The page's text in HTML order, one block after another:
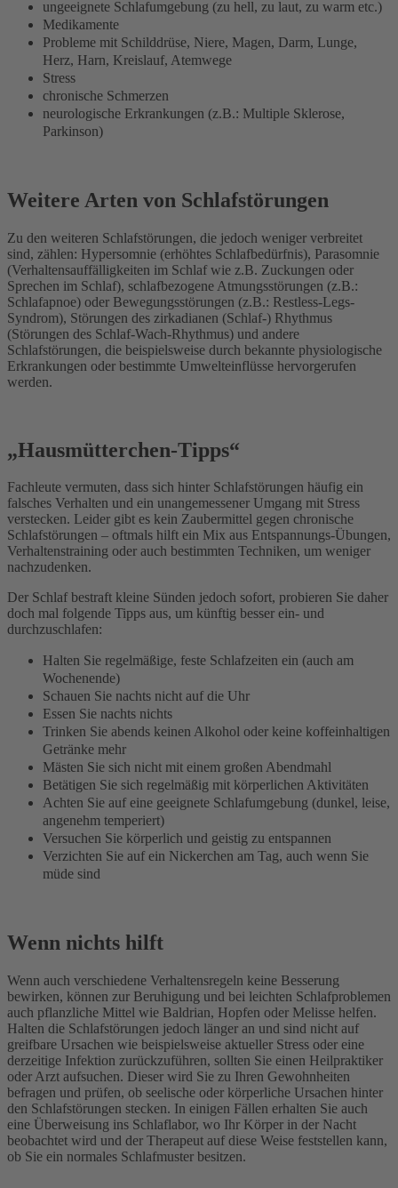
ungeeignete Schlafumgebung (zu hell, zu laut, zu warm etc.)
Medikamente
Probleme mit Schilddrüse, Niere, Magen, Darm, Lunge,
Herz, Harn, Kreislauf, Atemwege
Stress
chronische Schmerzen
neurologische Erkrankungen (z.B.: Multiple Sklerose,
Parkinson)
Weitere Arten von Schlafstörungen
Zu den weiteren Schlafstörungen, die jedoch weniger verbreitet
sind, zählen: Hypersomnie (erhöhtes Schlafbedürfnis), Parasomnie
(Verhaltensauffälligkeiten im Schlaf wie z.B. Zuckungen oder
Sprechen im Schlaf), schlafbezogene Atmungsstörungen (z.B.:
Schlafapnoe) oder Bewegungsstörungen (z.B.: Restless-Legs-
Syndrom), Störungen des zirkadianen (Schlaf-) Rhythmus
(Störungen des Schlaf-Wach-Rhythmus) und andere
Schlafstörungen, die beispielsweise durch bekannte physiologische
Erkrankungen oder bestimmte Umwelteinflüsse hervorgerufen
werden.
„Hausmütterchen-Tipps“
Fachleute vermuten, dass sich hinter Schlafstörungen häufig ein
falsches Verhalten und ein unangemessener Umgang mit Stress
verstecken. Leider gibt es kein Zaubermittel gegen chronische
Schlafstörungen – oftmals hilft ein Mix aus Entspannungs-Übungen,
Verhaltenstraining oder auch bestimmten Techniken, um weniger
nachzudenken.
Der Schlaf bestraft kleine Sünden jedoch sofort, probieren Sie daher
doch mal folgende Tipps aus, um künftig besser ein- und
durchzuschlafen:
Halten Sie regelmäßige, feste Schlafzeiten ein (auch am
Wochenende)
Schauen Sie nachts nicht auf die Uhr
Essen Sie nachts nichts
Trinken Sie abends keinen Alkohol oder keine koffeinhaltigen
Getränke mehr
Mästen Sie sich nicht mit einem großen Abendmahl
Betätigen Sie sich regelmäßig mit körperlichen Aktivitäten
Achten Sie auf eine geeignete Schlafumgebung (dunkel, leise,
angenehm temperiert)
Versuchen Sie körperlich und geistig zu entspannen
Verzichten Sie auf ein Nickerchen am Tag, auch wenn Sie
müde sind
Wenn nichts hilft
Wenn auch verschiedene Verhaltensregeln keine Besserung
bewirken, können zur Beruhigung und bei leichten Schlafproblemen
auch pflanzliche Mittel wie Baldrian, Hopfen oder Melisse helfen.
Halten die Schlafstörungen jedoch länger an und sind nicht auf
greifbare Ursachen wie beispielsweise aktueller Stress oder eine
derzeitige Infektion zurückzuführen, sollten Sie einen Heilpraktiker
oder Arzt aufsuchen. Dieser wird Sie zu Ihren Gewohnheiten
befragen und prüfen, ob seelische oder körperliche Ursachen hinter
den Schlafstörungen stecken. In einigen Fällen erhalten Sie auch
eine Überweisung ins Schlaflabor, wo Ihr Körper in der Nacht
beobachtet wird und der Therapeut auf diese Weise feststellen kann,
ob Sie ein normales Schlafmuster besitzen.